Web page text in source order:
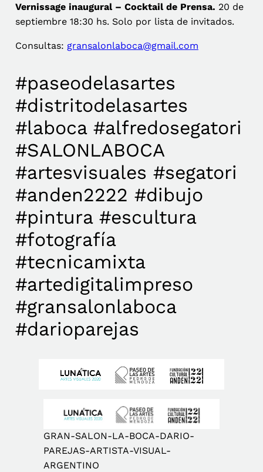
Vernissage inaugural – Cocktail de Prensa. 20 de
septiembre 18:30 hs. Solo por lista de invitados.
Consultas: gransalonlaboca@gmail.com
#paseodelasartes
#distritodelasartes
#laboca #alfredosegatori
#SALONLABOCA
#artesvisuales #segatori
#anden2222 #dibujo
#pintura #escultura
#fotografía
#tecnicamixta
#artedigitalimpreso
#gransalonlaboca
#darioparejas
GRAN-SALON-LA-BOCA-DARIO-
PAREJAS-ARTISTA-VISUAL-
ARGENTINO